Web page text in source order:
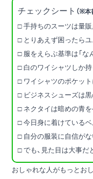
チェックシート （※本
□ 手持ちのスーツは量
□ とりあえず困ったら
□ 服をえらぶ基準は「な
□ 白のワイシャツしか
□ ワイシャツのポケッ
□ ビジネスシューズは
□ ネクタイは暗めの青
□ 今日身に着けている
□ 自分の服装に自信が
□ でも、見た目は大事だ
おしゃれな人がもっとお